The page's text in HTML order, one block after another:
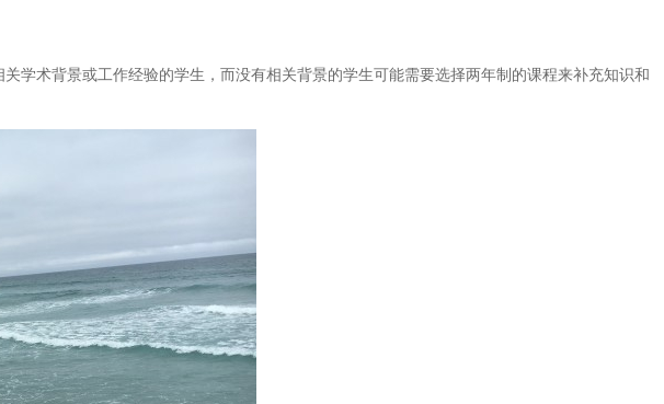
学术背景或工作经验的学生，而没有相关背景的学生可能需要选择两年制的课程来补充知识和